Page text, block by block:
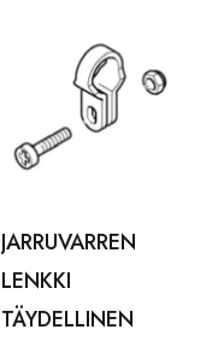
JARRUVARREN
LENKKI
TÄYDELLINEN